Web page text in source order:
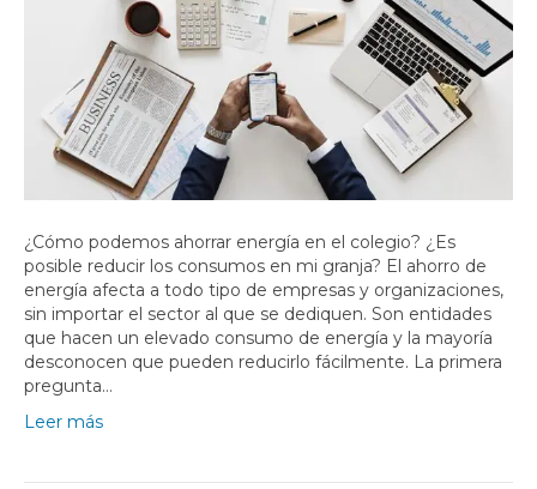
¿Cómo podemos ahorrar energía en el colegio? ¿Es
posible reducir los consumos en mi granja? El ahorro de
energía afecta a todo tipo de empresas y organizaciones,
sin importar el sector al que se dediquen. Son entidades
que hacen un elevado consumo de energía y la mayoría
desconocen que pueden reducirlo fácilmente. La primera
pregunta…
Leer más